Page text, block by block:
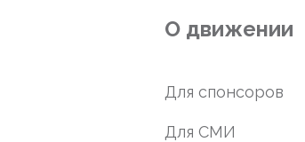
О движении
Для спонсоров
Для СМИ